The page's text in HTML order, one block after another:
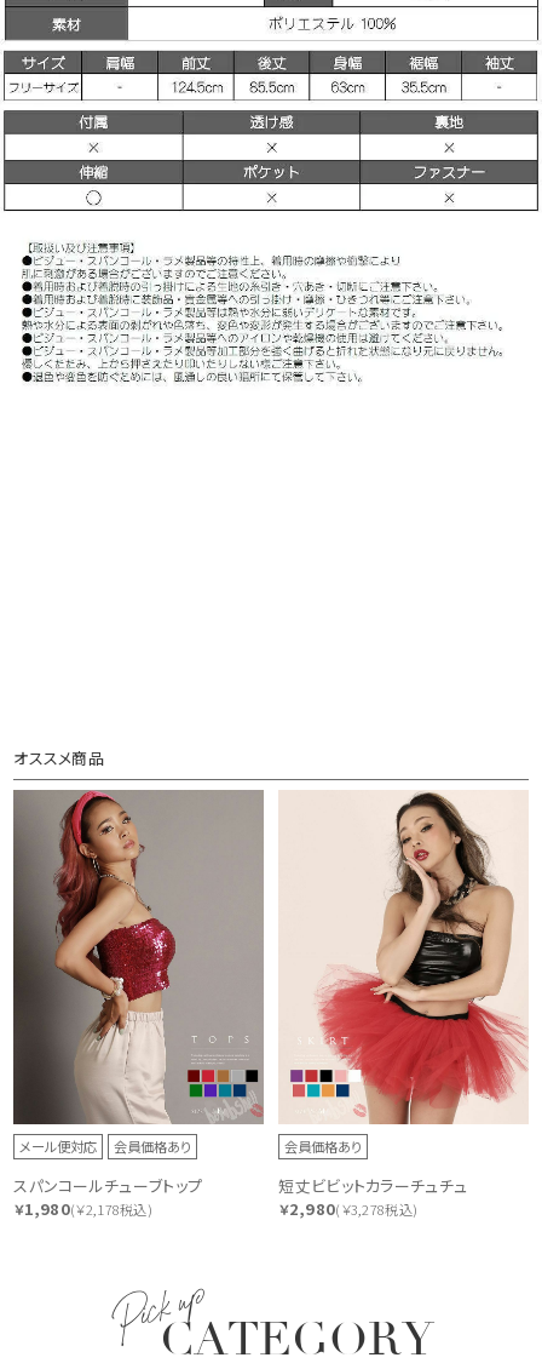
オススメ商品
メール便対応 会員価格あり
スパンコールチューブトップ
￥1,980(￥2,178税込)
会員価格あり
短丈ビビットカラーチュチュ
￥2,980(￥3,278税込)
Pick upCATEGORY